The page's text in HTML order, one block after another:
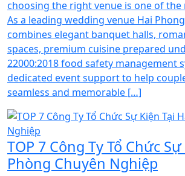
choosing the right venue is one of
As a leading wedding venue Hai
combines elegant banquet halls,
spaces, premium cuisine prepared
22000:2018 food safety management
dedicated event support to help
seamless and memorable […]
TOP 7 Công Ty Tổ Chức
Phòng Chuyên Nghiệp